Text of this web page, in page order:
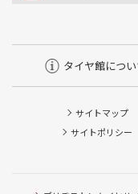
タイヤ館につ
サイトマップ
サイトポリシー